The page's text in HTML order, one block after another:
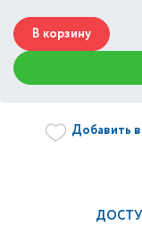
В корзину
Добавить